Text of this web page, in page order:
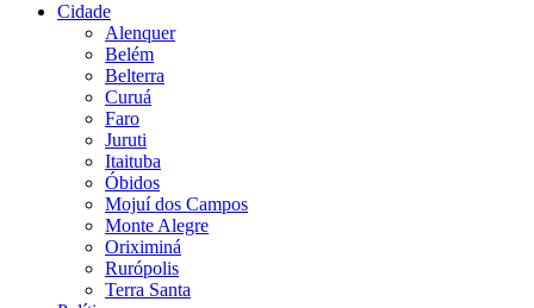
Cidade
Alenquer
Belém
Belterra
Curuá
Faro
Juruti
Itaituba
Óbidos
Mojuí dos Campos
Monte Alegre
Oriximiná
Rurópolis
Terra Santa